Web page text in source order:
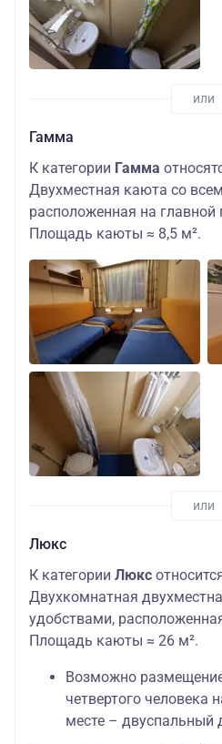
Гамма
К категории Гамма
Двухместная каюта со
расположенная на главной
Площадь каюты ≈ 8,5 м².
Люкс
К категории Люкс
Двухкомнатная
удобствами,
Площадь каюты ≈ 26 м².
Возможно
четвертого человека
месте – двуспальный